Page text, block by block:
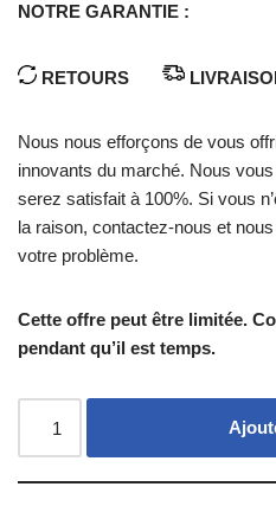
NOTRE GARANTIE :
RETOURS
Nous nous efforçons de vous
innovants du marché. Nous
serez satisfait à 100%. Si vous
la raison, contactez-nous et
votre problème.
Cette offre peut être limitée.
pendant qu’il est temps.